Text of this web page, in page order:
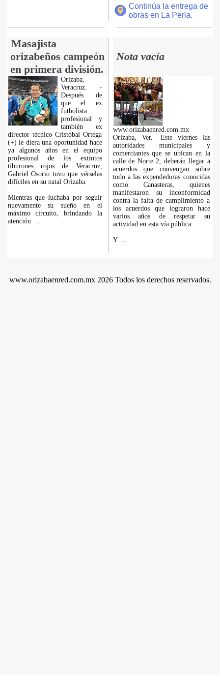
Continúa la entrega de
obras en La Perla.
Masajista
orizabeños campeón
en primera división.
Nota vacía
Orizaba,
Veracruz. -
Después de
que el ex
futbolista
profesional y
también ex
director técnico Cristóbal Ortega
(+) le diera una oportunidad hace
ya algunos años en el equipo
profesional de los extintos
tiburones rojos de Veracruz,
Gabriel Osorio tuvo que vérselas
difíciles en su natal Orizaba.
Mientras que luchaba por seguir
nuevamente su sueño en el
máximo circuito, brindando la
atención
www.orizabaenred.com.mx
Orizaba, Ver.- Este viernes las
autoridades municipales y
comerciantes que se ubican en la
calle de Norte 2, deberán llegar a
acuerdos que convengan sobre
todo a las expendedoras conocidas
como Canasteras, quienes
manifestaron su inconformidad
contra la falta de cumplimiento a
los acuerdos que lograron hace
varios años de respetar su
actividad en esta vía pública.
Y
www.orizabaenred.com.mx 2026 Todos los derechos reservados.